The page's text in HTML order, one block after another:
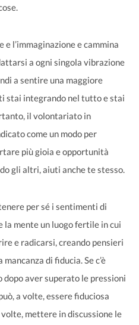
l’immaginazione e cammina
a ogni singola vibrazione
a sentire una maggiore
stai integrando nel tutto e stai
il volontariato in
come un modo per
più gioia e opportunità
gli altri, aiuti anche te stesso.
per sé i sentimenti di
la mente un luogo fertile in cui
e radicarsi, creando pensieri
di fiducia. Se c’è
aver superato le pressioni
a volte, essere fiduciosa
mettere in discussione le